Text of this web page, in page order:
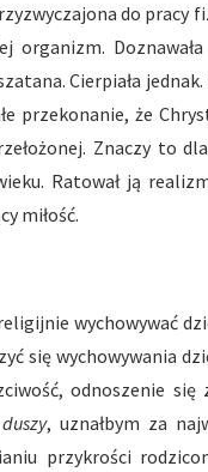
do pracy
Doznawała
Cierpiała
przekonanie, że
Znaczy to
Ratował ją
miłość.
wychowywać
się wychowywania
odnoszenie
, uznałbym za
przykrości